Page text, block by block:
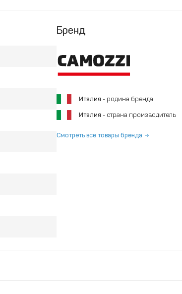
Бренд
Италия - родина бренда
Италия - страна производитель
Смотреть все товары бренда